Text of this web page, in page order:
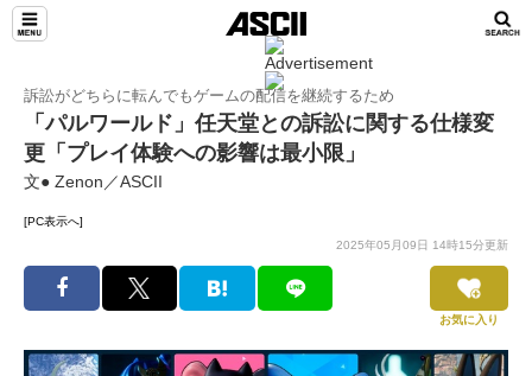
訴訟がどちらに転んでもゲームの配信を継続するため
「パルワールド」任天堂との訴訟に関する仕様変
更「プレイ体験への影響は最小限」
文● Zenon／ASCII
[PC表示へ]
2025年05月09日 14時15分更新
お気に入り